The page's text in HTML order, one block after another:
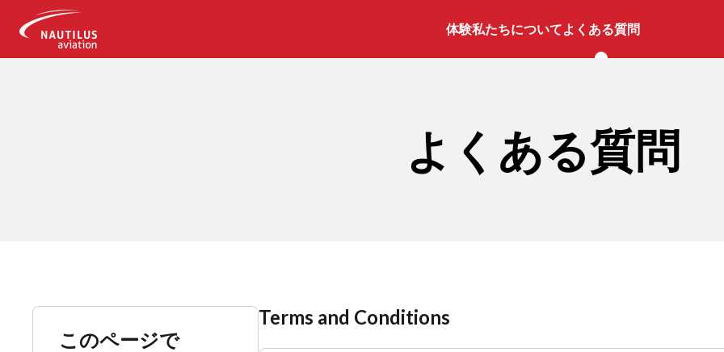
体験私たちについてよくある質問
よくある質問
このページで
Terms and Conditions